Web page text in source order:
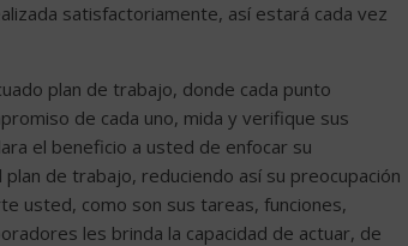
satisfactoriamente, así estará cada vez
plan de trabajo, donde cada punto
de cada uno, mida y verifique sus
el beneficio a usted de enfocar su
de trabajo, reduciendo así su preocupación
usted, como son sus tareas, funciones,
les brinda la capacidad de actuar, de